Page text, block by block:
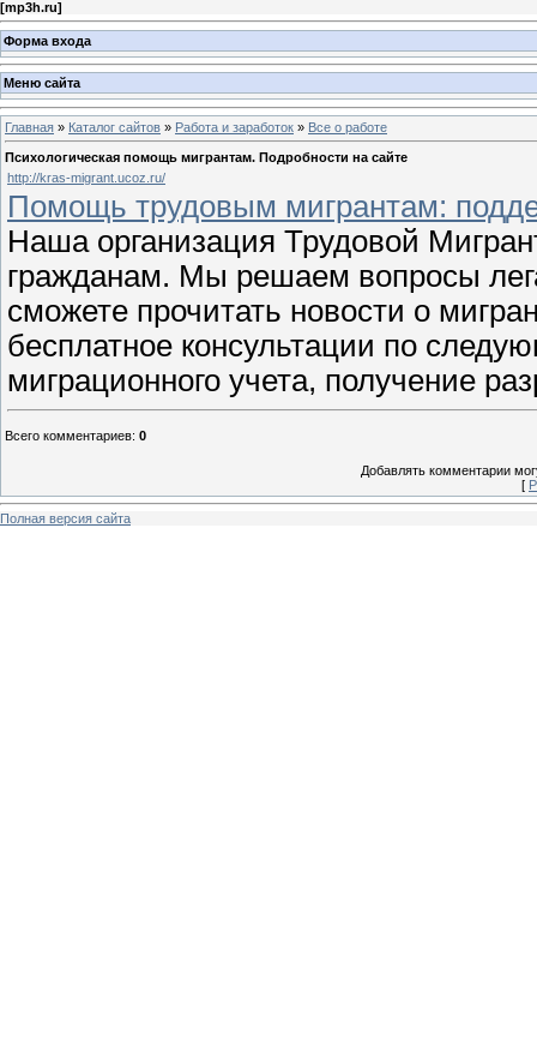
[mp3h.ru]
Форма входа
Меню сайта
Главная » Каталог сайтов » Работа и заработок » Все о работе
Психологическая помощь мигрантам. Подробности на сайте
http://kras-migrant.ucoz.ru/
Помощь трудовым мигрантам:
Наша организация Трудовой
гражданам. Мы решаем вопросы
сможете прочитать новости о
бесплатное консультации по
миграционного учета, получение
Всего комментариев: 0
Добавлять комментарии
[
Полная версия сайта